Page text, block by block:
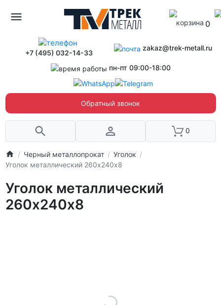
0
+7 (495) 032-14-33
zakaz@trek-metall.ru
пн-пт 09:00-18:00
Обратный звонок
0
Черный металлопрокат
Уголок
Уголок металлический 260х240х8
Уголок металлический
260х240х8